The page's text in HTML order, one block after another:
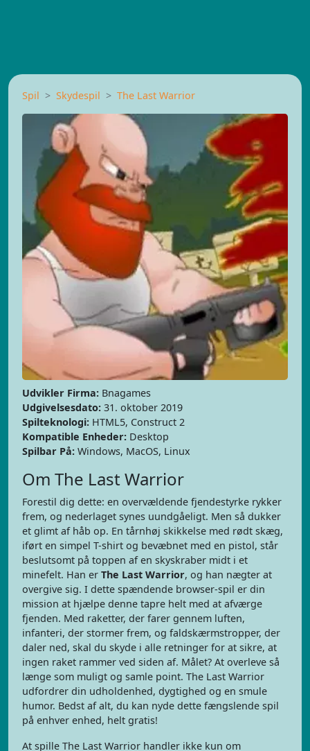
Spil Skydespil The Last Warrior
Udvikler Firma: Bnagames
Udgivelsesdato: 31. oktober 2019
Spilteknologi: HTML5, Construct 2
Kompatible Enheder: Desktop
Spilbar På: Windows, MacOS, Linux
Om The Last Warrior
Forestil dig dette: en overvældende fjendestyrke rykker
frem, og nederlaget synes uundgåeligt. Men så dukker
et glimt af håb op. En tårnhøj skikkelse med rødt skæg,
iført en simpel T-shirt og bevæbnet med en pistol, står
beslutsomt på toppen af en skyskraber midt i et
minefelt. Han er The Last Warrior, og han nægter at
overgive sig. I dette spændende browser-spil er din
mission at hjælpe denne tapre helt med at afværge
fjenden. Med raketter, der farer gennem luften,
infanteri, der stormer frem, og faldskærmstropper, der
daler ned, skal du skyde i alle retninger for at sikre, at
ingen raket rammer ved siden af. Målet? At overleve så
længe som muligt og samle point. The Last Warrior
udfordrer din udholdenhed, dygtighed og en smule
humor. Bedst af alt, du kan nyde dette fængslende spil
på enhver enhed, helt gratis!
At spille The Last Warrior handler ikke kun om